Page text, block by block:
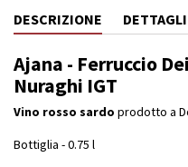
DESCRIZIONE
Ajana - Ferruccio
Nuraghi IGT
Vino rosso sardo prodotto a
Bottiglia - 0.75 l